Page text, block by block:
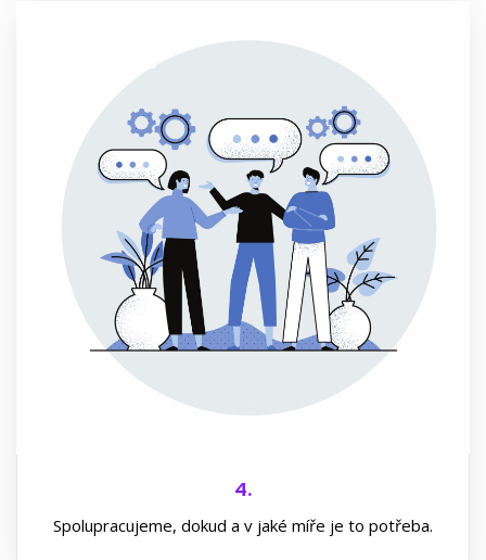
4.
Spolupracujeme, dokud a v jaké míře je to potřeba.
Každá spolupráce je individuální a náš pracovník vám
vždy vysvětlí, jaké jsou podmínky a možnosti
poskytování našich služeb.